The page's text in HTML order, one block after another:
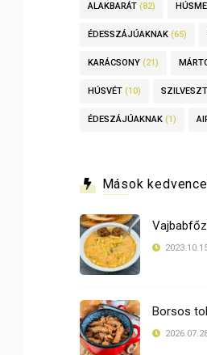
ALAKBARÁT (82)
ÉDESSZÁJÚAKNAK (65)
KARÁCSONY (21)
HÚSVÉT (10)
ÉDESZÁJÚAKNAK (1)
Mások
Borsos